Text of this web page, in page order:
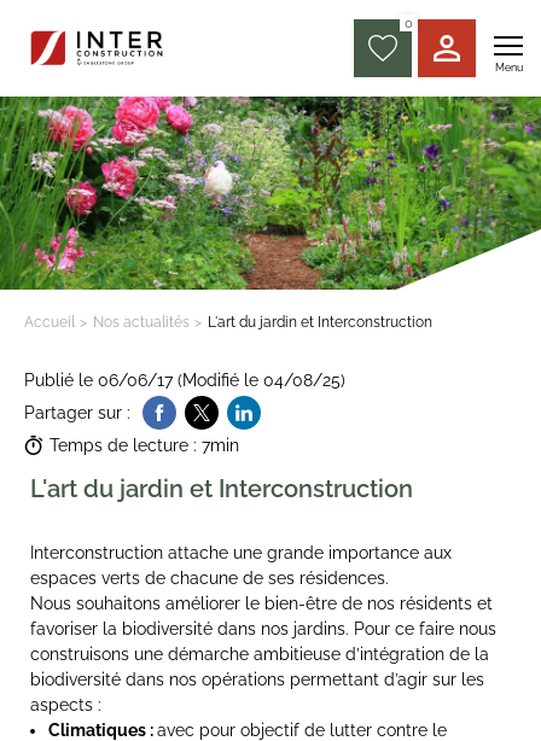
0
Menu
Accueil Nos actualités L'art du jardin et Interconstruction
Publié le 06/06/17 (Modifié le 04/08/25)
Partager sur :
Temps de lecture : 7min
L'art du jardin et Interconstruction
Interconstruction attache une grande importance aux
espaces verts de chacune de ses résidences.
Nous souhaitons améliorer le bien-être de nos résidents et
favoriser la biodiversité dans nos jardins. Pour ce faire nous
construisons une démarche ambitieuse d’intégration de la
biodiversité dans nos opérations permettant d’agir sur les
aspects :
Climatiques :avec pour objectif de lutter contre le